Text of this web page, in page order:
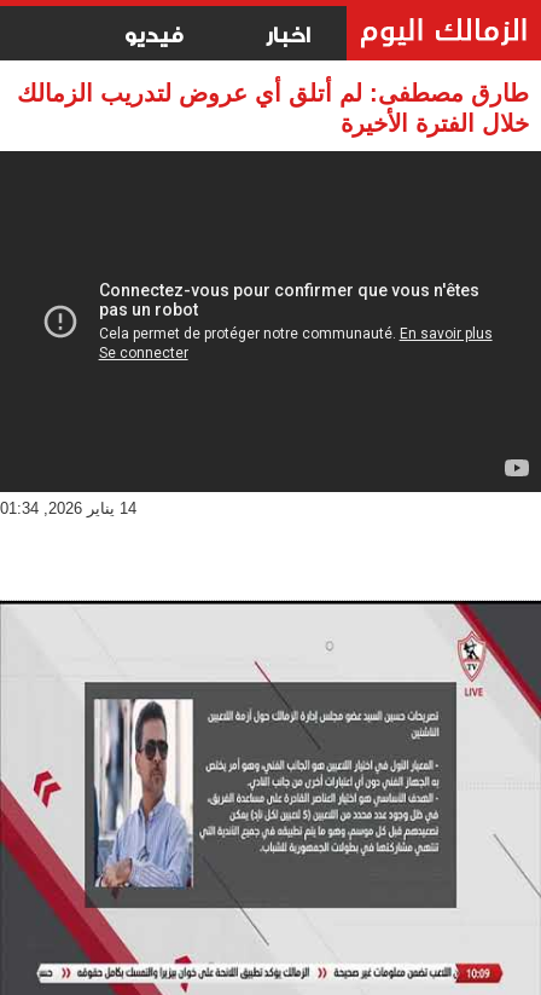
اخبار فيديو
طارق مصطفى: لم أتلق أي عروض لتدريب الزمالك
خلال الفترة الأخيرة
14 يناير 2026, 01:34